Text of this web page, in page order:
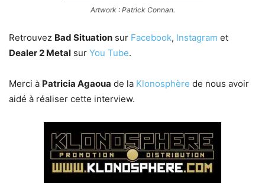
Artwork : Patrick Connan.
Retrouvez Bad Situation sur Facebook, Instagram et
Dealer 2 Metal sur You Tube.
Merci à Patricia Agaoua de la Klonosphère de nous avoir
aidé à réaliser cette interview.